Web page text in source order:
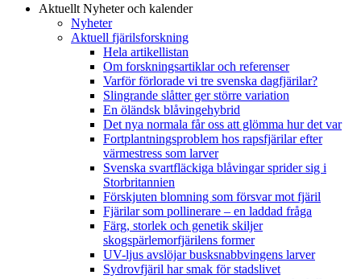
Aktuellt Nyheter och kalender
Nyheter
Aktuell fjärilsforskning
Hela artikellistan
Om forskningsartiklar och referenser
Varför förlorade vi tre svenska dagfjärilar?
Slingrande slåtter ger större variation
En öländsk blåvingehybrid
Det nya normala får oss att glömma hur det var
Fortplantningsproblem hos rapsfjärilar efter
värmestress som larver
Svenska svartfläckiga blåvingar sprider sig i
Storbritannien
Förskjuten blomning som försvar mot fjäril
Fjärilar som pollinerare – en laddad fråga
Färg, storlek och genetik skiljer
skogspärlemorfjärilens former
UV-ljus avslöjar busksnabbvingens larver
Sydrovfjäril har smak för stadslivet